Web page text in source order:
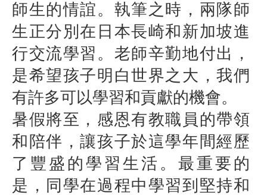
師生的情誼。執筆之時，兩隊師
生正分別在日本長崎和新加坡進
行交流學習。老師辛勤地付出，
是希望孩子明白世界之大，我們
有許多可以學習和貢獻的機會。
暑假將至，感恩有教職員的帶領
和陪伴，讓孩子於這學年間經歷
了豐盛的學習生活。最重要的
是，同學在過程中學習到堅持和